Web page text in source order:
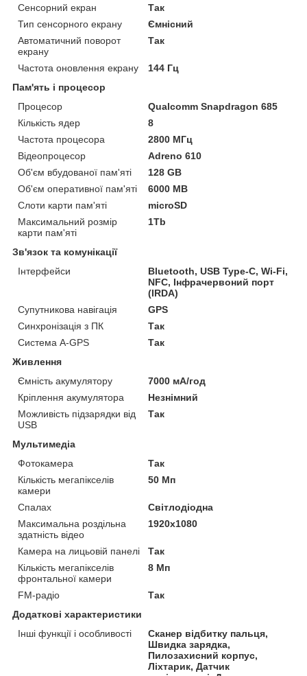
Сенсорний екран
Так
Тип сенсорного екрану
Ємнісний
Автоматичний поворот
екрану
Так
Частота оновлення екрану
144 Гц
Пам'ять і процесор
Процесор
Qualcomm Snapdragon 685
Кількість ядер
8
Частота процесора
2800 МГц
Відеопроцесор
Adreno 610
Об'єм вбудованої пам'яті
128 GB
Об'єм оперативної пам'яті
6000 MB
Слоти карти пам'яті
microSD
Максимальний розмір
карти пам'яті
1Tb
Зв'язок та комунікації
Інтерфейси
Bluetooth, USB Type-C, Wi-Fi,
NFC, Інфрачервоний порт
(IRDA)
Супутникова навігація
GPS
Синхронізація з ПК
Так
Система A-GPS
Так
Живлення
Ємність акумулятору
7000 мА/год
Кріплення акумулятора
Незнімний
Можливість підзарядки від
USB
Так
Мультимедіа
Фотокамера
Так
Кількість мегапікселів
камери
50 Мп
Спалах
Світлодіодна
Максимальна роздільна
здатність відео
1920x1080
Камера на лицьовій панелі
Так
Кількість мегапікселів
фронтальної камери
8 Мп
FM-радіо
Так
Додаткові характеристики
Інші функції і особливості
Сканер відбитку пальця,
Швидка зарядка,
Пилозахисний корпус,
Ліхтарик, Датчик